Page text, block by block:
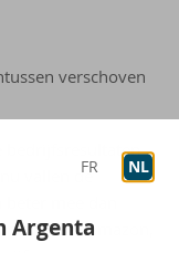
FR NL
Argenta
verschoven
bedrijfsresultaten
vallen de
Meta, Amazon,